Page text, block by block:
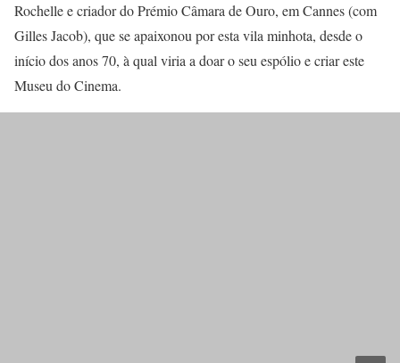
Rochelle e criador do Prémio Câmara de Ouro, em Cannes (com
Gilles Jacob), que se apaixonou por esta vila minhota, desde o
início dos anos 70, à qual viria a doar o seu espólio e criar este
Museu do Cinema.